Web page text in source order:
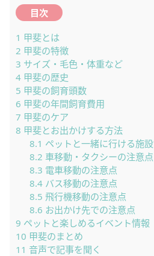
目次
1 甲斐とは
2 甲斐の特徴
3 サイズ・毛色・体重など
4 甲斐の歴史
5 甲斐の飼育頭数
6 甲斐の年間飼育費用
7 甲斐のケア
8 甲斐とお出かけする方法
8.1 ペットと一緒に行ける施設
8.2 車移動・タクシーの注意点
8.3 電車移動の注意点
8.4バス移動の注意点
8.5 飛行機移動の注意点
8.6 お出かけ先での注意点
9 ペットと楽しめるイベント情報
10 甲斐のまとめ
11 音声で記事を聞く